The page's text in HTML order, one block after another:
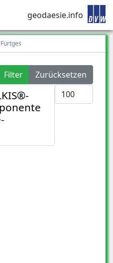
geodaesie.info
Filter
Zurücksetzen
Anzeige #